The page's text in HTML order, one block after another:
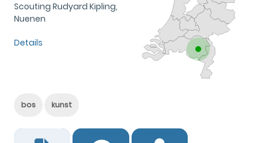
Scouting Rudyard Kipling,
Nuenen
Details
bos kunst